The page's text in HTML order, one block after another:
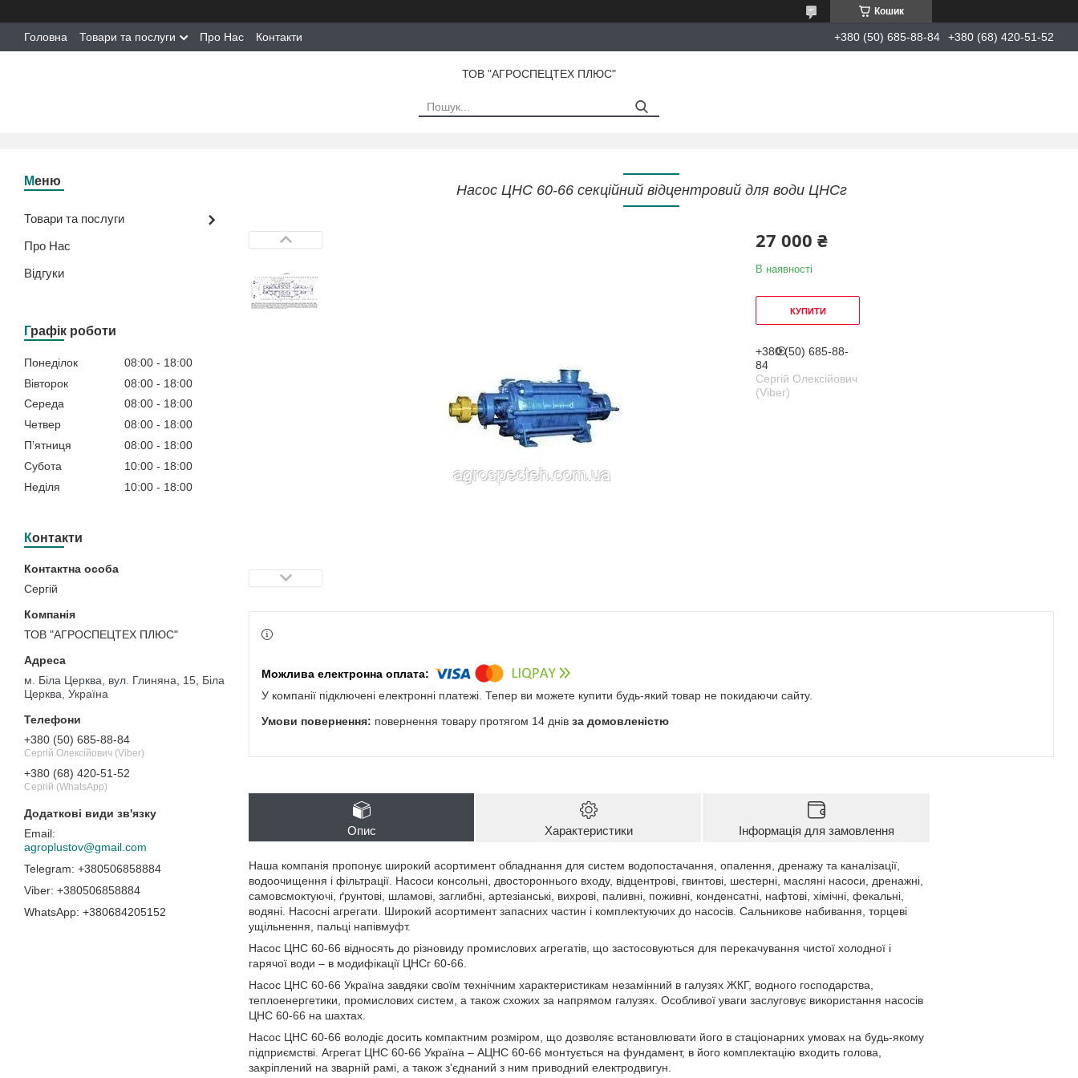
Кошик
Головна Товари та послуги Про Нас Контакти +380 (50) 685-88-84 +380 (68) 420-51-52
ТОВ "АГРОСПЕЦТЕХ ПЛЮС"
Товари та послуги
Про Нас
Відгуки
Графік роботи
Понеділок 08:00
18:00
Вівторок
08:00
18:00
Середа
08:00
18:00
Четвер
08:00
18:00
Пʼятниця
08:00
18:00
Субота
10:00
18:00
Неділя
10:00 18:00
Контакти
Сергій
ТОВ "АГРОСПЕЦТЕХ ПЛЮС"
м. Біла Церква, вул. Глиняна, 15, Біла
Церква, Україна
+380 (50) 685-88-84
Сергій Олексійович (Viber)
+380 (68) 420-51-52
Сергій (WhatsApp)
agroplustov@gmail.com
+380506858884
+380506858884
+380684205152
Насос ЦНС 60-66 секційний відцентровий для води ЦНСг
27 000 ₴
В наявності
КУПИТИ
+380 (50) 685-88-
84
Сергій Олексійович
(Viber)
У компанії підключені електронні платежі. Тепер ви можете купити будь-який товар не покидаючи сайту.
повернення товару протягом 14 днів за домовленістю
Опис Характеристики Інформація для замовлення
Наша компанія пропонує широкий асортимент обладнання для систем водопостачання, опалення, дренажу та каналізації,
водоочищення і фільтрації. Насоси консольні, двостороннього входу, відцентрові, гвинтові, шестерні, масляні насоси, дренажні,
самовсмоктуючі, ґрунтові, шламові, заглибні, артезіанські, вихрові, паливні, поживні, конденсатні, нафтові, хімічні, фекальні,
водяні. Насосні агрегати. Широкий асортимент запасних частин і комплектуючих до насосів. Сальникове набивання, торцеві
ущільнення, пальці напівмуфт.
Насос ЦНС 60-66 відносять до різновиду промислових агрегатів, що застосовуються для перекачування чистої холодної і
гарячої води – в модифікації ЦНСг 60-66.
Насос ЦНС 60-66 Україна завдяки своїм технічним характеристикам незамінний в галузях ЖКГ, водного господарства,
теплоенергетики, промислових систем, а також схожих за напрямом галузях. Особливої уваги заслуговує використання насосів
ЦНС 60-66 на шахтах.
Насос ЦНС 60-66 володіє досить компактним розміром, що дозволяє встановлювати його в стаціонарних умовах на будь-якому
підприємстві. Агрегат ЦНС 60-66 Україна – АЦНС 60-66 монтується на фундамент, в його комплектацію входить голова,
закріплений на зварній рамі, а також з'єднаний з ним приводний електродвигун.